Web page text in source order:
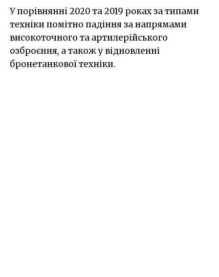
У порівнянні 2020 та 2019 роках за типами
техніки помітно падіння за напрямами
високоточного та артилерійського
озброєння, а також у відновленні
бронетанкової техніки.